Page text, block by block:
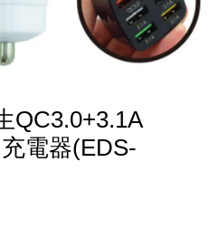
QC3.0+3.1A
電器(EDS-